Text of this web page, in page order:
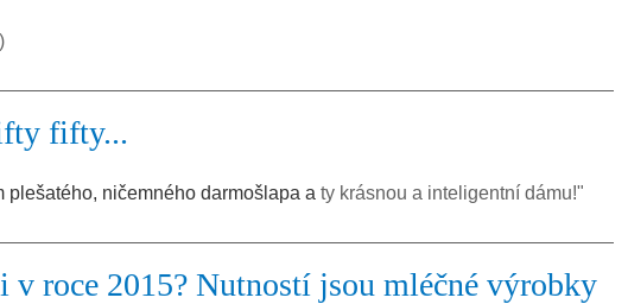
fifty...
plešatého, ničemného darmošlapa a ty krásnou a inteligentní dámu!"
roce 2015? Nutností jsou mléčné výrobky